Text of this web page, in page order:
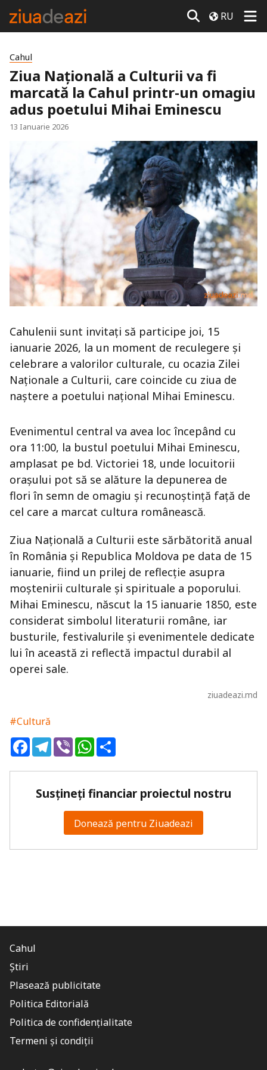
RU
Cahul
Ziua Națională a Culturii va fi
marcată la Cahul printr-un omagiu
adus poetului Mihai Eminescu
13 Ianuarie 2026
Cahulenii sunt invitați să participe joi, 15
ianuarie 2026, la un moment de reculegere și
celebrare a valorilor culturale, cu ocazia Zilei
Naționale a Culturii, care coincide cu ziua de
naștere a poetului național Mihai Eminescu.
Evenimentul central va avea loc începând cu
ora 11:00, la bustul poetului Mihai Eminescu,
amplasat pe bd. Victoriei 18, unde locuitorii
orașului pot să se alăture la depunerea de
flori în semn de omagiu și recunoștință față de
cel care a marcat cultura românească.
Ziua Națională a Culturii este sărbătorită anual
în România și Republica Moldova pe data de 15
ianuarie, fiind un prilej de reflecție asupra
moștenirii culturale și spirituale a poporului.
Mihai Eminescu, născut la 15 ianuarie 1850, este
considerat simbolul literaturii române, iar
busturile, festivalurile și evenimentele dedicate
lui în această zi reflectă impactul durabil al
operei sale.
ziuadeazi.md
#Cultură
FacebookTelegram
ViberWhatsApp
Susțineți financiar proiectul nostru
Donează pentru Ziuadeazi
Cahul
Știri
Plasează publicitate
Politica Editorială
Politica de confidențialitate
Termeni și condiții